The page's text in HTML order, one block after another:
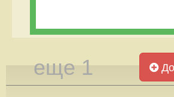
еще 1